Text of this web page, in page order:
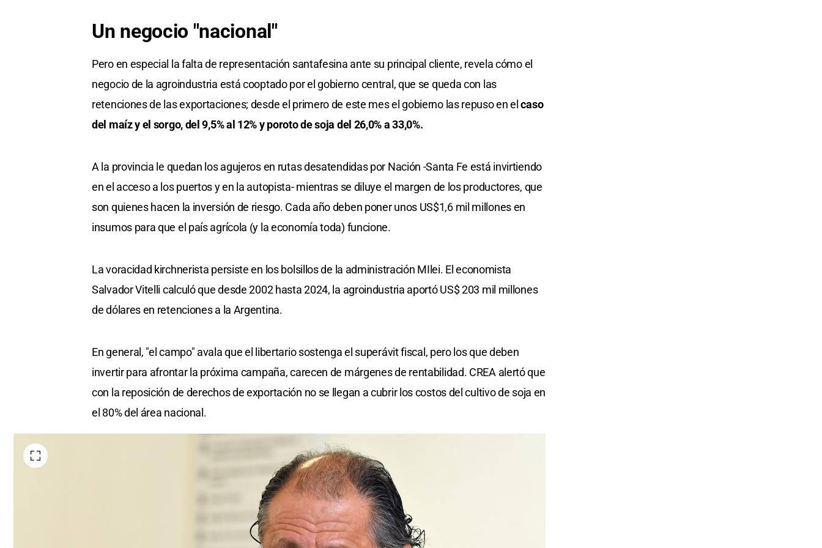
Un negocio "nacional"
Pero en especial la falta de representación santafesina ante su principal cliente, revela cómo el
negocio de la agroindustria está cooptado por el gobierno central, que se queda con las
retenciones de las exportaciones; desde el primero de este mes el gobierno las repuso en elcaso
del maíz y el sorgo, del 9,5% al 12% y poroto de soja del 26,0% a 33,0%.
A la provincia le quedan los agujeros en rutas desatendidas por Nación -Santa Fe está invirtiendo
en el acceso a los puertos y en la autopista- mientras se diluye el margen de los productores, que
son quienes hacen la inversión de riesgo. Cada año deben poner unos US$1,6 mil millones en
insumos para que el país agrícola (y la economía toda) funcione.
La voracidad kirchnerista persiste en los bolsillos de la administración MIlei. El economista
Salvador Vitelli calculó que desde 2002 hasta 2024, la agroindustria aportó US$ 203 mil millones
de dólares en retenciones a la Argentina.
En general, "el campo" avala que el libertario sostenga el superávit fiscal, pero los que deben
invertir para afrontar la próxima campaña, carecen de márgenes de rentabilidad. CREA alertó que
con la reposición de derechos de exportación no se llegan a cubrir los costos del cultivo de soja en
el 80% del área nacional.